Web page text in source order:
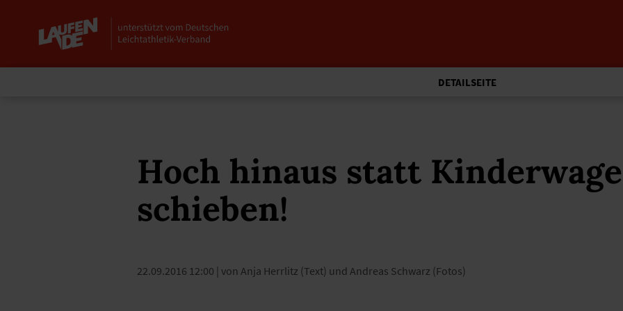
DETAILSEITE
Hoch hinaus statt
schieben!
22.09.2016 12:00 | von Anja Herrlitz (Text) und Andreas Schwarz (Fotos)